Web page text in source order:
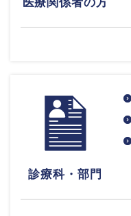
診療科・部門